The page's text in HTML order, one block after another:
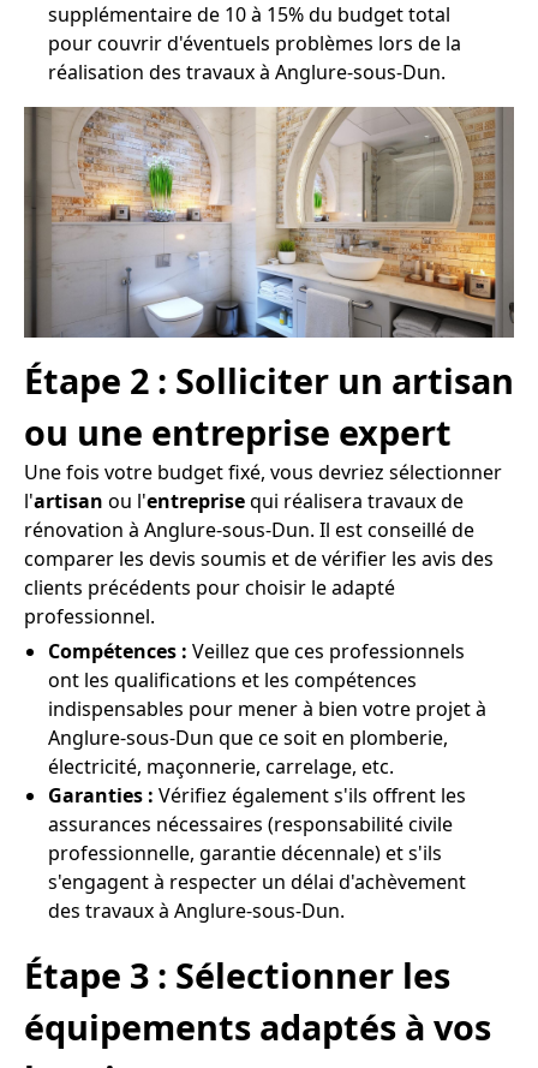
supplémentaire de 10 à 15% du budget total
pour couvrir d'éventuels problèmes lors de la
réalisation des travaux à Anglure-sous-Dun.
Étape 2 : Solliciter un artisan
ou une entreprise expert
Une fois votre budget fixé, vous devriez sélectionner
l'artisan ou l'entreprisequi réalisera travaux de
rénovation à Anglure-sous-Dun. Il est conseillé de
comparer les devis soumis et de vérifier les avis des
clients précédents pour choisir le adapté
professionnel.
Compétences : Veillez que ces professionnels
ont les qualifications et les compétences
indispensables pour mener à bien votre projet à
Anglure-sous-Dun que ce soit en plomberie,
électricité, maçonnerie, carrelage, etc.
Garanties : Vérifiez également s'ils offrent les
assurances nécessaires (responsabilité civile
professionnelle, garantie décennale) et s'ils
s'engagent à respecter un délai d'achèvement
des travaux à Anglure-sous-Dun.
Étape 3 : Sélectionner les
équipements adaptés à vos